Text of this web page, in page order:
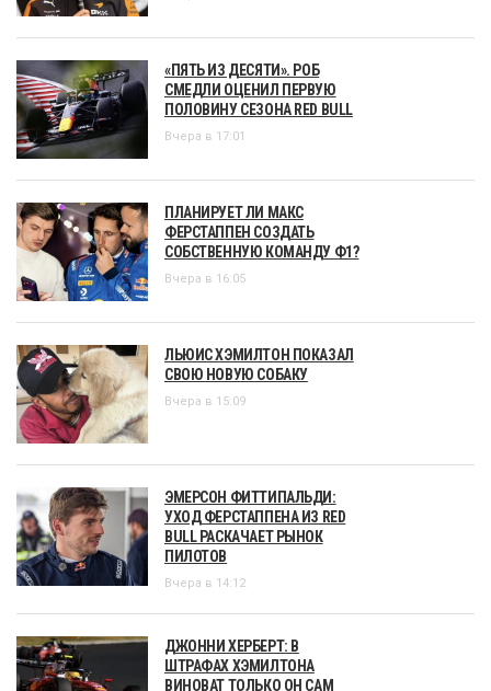
«ПЯТЬ ИЗ ДЕСЯТИ». РОБ
СМЕДЛИ ОЦЕНИЛ ПЕРВУЮ
ПОЛОВИНУ СЕЗОНА RED BULL
Вчера в 17:01
ПЛАНИРУЕТ ЛИ МАКС
ФЕРСТАППЕН СОЗДАТЬ
СОБСТВЕННУЮ КОМАНДУ Ф1?
Вчера в 16:05
ЛЬЮИС ХЭМИЛТОН ПОКАЗАЛ
СВОЮ НОВУЮ СОБАКУ
Вчера в 15:09
ЭМЕРСОН ФИТТИПАЛЬДИ:
УХОД ФЕРСТАППЕНА ИЗ RED
BULL РАСКАЧАЕТ РЫНОК
ПИЛОТОВ
Вчера в 14:12
ДЖОННИ ХЕРБЕРТ: В
ШТРАФАХ ХЭМИЛТОНА
ВИНОВАТ ТОЛЬКО ОН САМ